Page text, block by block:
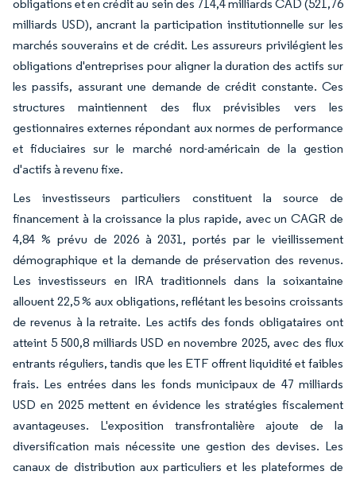
obligations et en crédit au sein des 714,4 milliards CAD (521,76
milliards USD), ancrant la participation institutionnelle sur les
marchés souverains et de crédit. Les assureurs privilégient les
obligations d'entreprises pour aligner la duration des actifs sur
les passifs, assurant une demande de crédit constante. Ces
structures maintiennent des flux prévisibles vers les
gestionnaires externes répondant aux normes de performance
et fiduciaires sur le marché nord-américain de la gestion
d'actifs à revenu fixe.
Les investisseurs particuliers constituent la source de
financement à la croissance la plus rapide, avec un CAGR de
4,84 % prévu de 2026 à 2031, portés par le vieillissement
démographique et la demande de préservation des revenus.
Les investisseurs en IRA traditionnels dans la soixantaine
allouent 22,5 % aux obligations, reflétant les besoins croissants
de revenus à la retraite. Les actifs des fonds obligataires ont
atteint 5 500,8 milliards USD en novembre 2025, avec des flux
entrants réguliers, tandis que les ETF offrent liquidité et faibles
frais. Les entrées dans les fonds municipaux de 47 milliards
USD en 2025 mettent en évidence les stratégies fiscalement
avantageuses. L'exposition transfrontalière ajoute de la
diversification mais nécessite une gestion des devises. Les
canaux de distribution aux particuliers et les plateformes de